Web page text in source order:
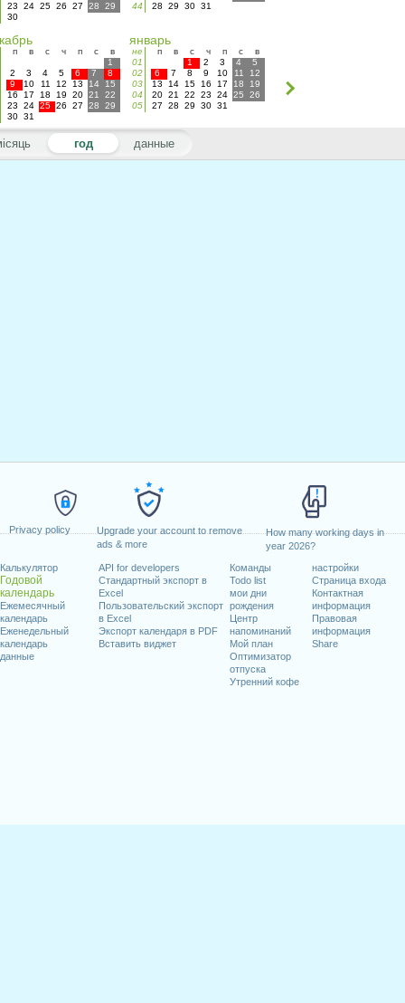
Privacy policy
Upgrade your account to remove
ads & more
How many working days in
year 2026?
Калькулятор
Годовой
календарь
Ежемесячный
календарь
Еженедельный
календарь
данные
API for developers
Стандартный экспорт в
Excel
Пользовательский экспорт
в Excel
Экспорт календаря в PDF
Вставить виджет
Команды
Todo list
мои дни
рождения
Центр
напоминаний
Мой план
Оптимизатор
отпуска
Утренний кофе
настройки
Страница входа
Контактная
информация
Правовая
информация
Share
23
24 25 26 27 28
29
30
44
28 29 30 31
п в с ч п с
в
1
2
3 4 5 6 7
8
9
10 11 12 13 14
15
16
17 18 19 20 21
22
23
24 25 26 27 28
29
30 31
январь
не п в с ч п с
в
01
1 2 3 4
5
02
6 7 8 9 10 11
12
03
13 14 15 16 17 18
19
04
20 21 22 23 24 25
26
05
27 28 29 30 31
год данные